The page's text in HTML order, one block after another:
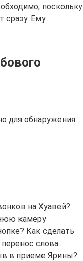
поскольку
сразу. Ему
для обнаружения
на Хуавей?
камеру
Как сделать
слова
в приеме Ярины?